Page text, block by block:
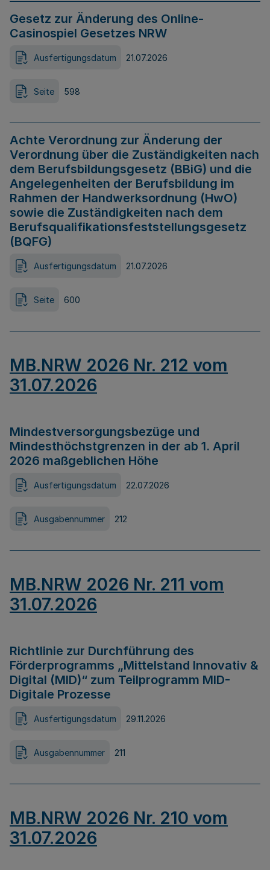
Gesetz zur Änderung des Online-
Casinospiel Gesetzes NRW
Ausfertigungsdatum 21.07.2026
Seite 598
Achte Verordnung zur Änderung der
Verordnung über die Zuständigkeiten nach
dem Berufsbildungsgesetz (BBiG) und die
Angelegenheiten der Berufsbildung im
Rahmen der Handwerksordnung (HwO)
sowie die Zuständigkeiten nach dem
Berufsqualifikationsfeststellungsgesetz
(BQFG)
Ausfertigungsdatum 21.07.2026
Seite 600
MB.NRW 2026 Nr. 212 vom
31.07.2026
Mindestversorgungsbezüge und
Mindesthöchstgrenzen in der ab 1. April
2026 maßgeblichen Höhe
Ausfertigungsdatum 22.07.2026
Ausgabennummer 212
MB.NRW 2026 Nr. 211 vom
31.07.2026
Richtlinie zur Durchführung des
Förderprogramms „Mittelstand Innovativ &
Digital (MID)“ zum Teilprogramm MID-
Digitale Prozesse
Ausfertigungsdatum 29.11.2026
Ausgabennummer 211
MB.NRW 2026 Nr. 210 vom
31.07.2026